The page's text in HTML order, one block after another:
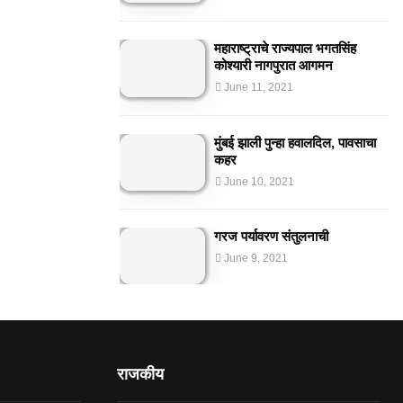
महाराष्ट्राचे राज्यपाल भगतसिंह
कोश्यारी नागपुरात आगमन
June 11, 2021
मुंबई झाली पुन्हा हवालदिल, पावसाचा
कहर
June 10, 2021
गरज पर्यावरण संतुलनाची
June 9, 2021
राजकीय